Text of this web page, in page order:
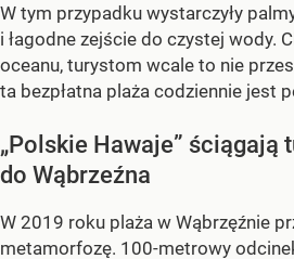
W tym przypadku wystarczyły
i łagodne zejście do czystej wody.
oceanu, turystom wcale to nie
ta bezpłatna plaża codziennie jest
„Polskie Hawaje” ściągają
do Wąbrzeźna
W 2019 roku plaża w Wąbrzęźnie
metamorfozę. 100-metrowy